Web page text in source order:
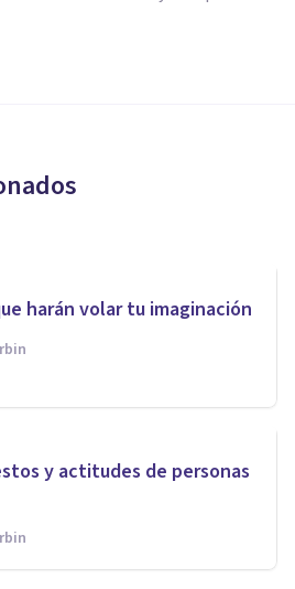
harán volar tu imaginación
y actitudes de personas
sentir atracción